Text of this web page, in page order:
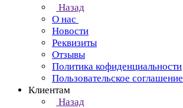
Назад
О нас
Новости
Реквизиты
Отзывы
Политика кофиденциальности
Пользовательское соглашение
Клиентам
Назад